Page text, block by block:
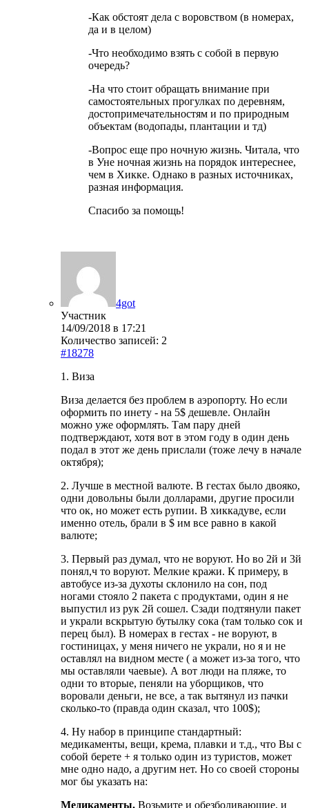
-Как обстоят дела с воровством (в номерах,
да и в целом)
-Что необходимо взять с собой в первую
очередь?
-На что стоит обращать внимание при
самостоятельных прогулках по деревням,
достопримечательностям и по природным
объектам (водопады, плантации и тд)
-Вопрос еще про ночную жизнь. Читала, что
в Уне ночная жизнь на порядок интереснее,
чем в Хикке. Однако в разных источниках,
разная информация.
Спасибо за помощь!
4got
Участник
14/09/2018 в 17:21
Количество записей: 2
#18278
1. Виза
Виза делается без проблем в аэропорту. Но если
оформить по инету - на 5$ дешевле. Онлайн
можно уже оформлять. Там пару дней
подтверждают, хотя вот в этом году в один день
подал в этот же день прислали (тоже лечу в начале
октября);
2. Лучше в местной валюте. В гестах было двояко,
одни довольны были долларами, другие просили
что ок, но может есть рупии. В хиккадуве, если
именно отель, брали в $ им все равно в какой
валюте;
3. Первый раз думал, что не воруют. Но во 2й и 3й
понял,ч то воруют. Мелкие кражи. К примеру, в
автобусе из-за духоты склонило на сон, под
ногами стояло 2 пакета с продуктами, один я не
выпустил из рук 2й сошел. Сзади подтянули пакет
и украли вскрытую бутылку сока (там только сок и
перец был). В номерах в гестах - не воруют, в
гостиницах, у меня ничего не украли, но я и не
оставлял на видном месте ( а может из-за того, что
мы оставляли чаевые). А вот люди на пляже, то
одни то вторые, пеняли на уборщиков, что
воровали деньги, не все, а так вытянул из пачки
сколько-то (правда один сказал, что 100$);
4. Ну набор в принципе стандартный:
медикаменты, вещи, крема, плавки и т.д., что Вы с
собой берете + я только один из туристов, может
мне одно надо, а другим нет. Но со своей стороны
мог бы указать на:
Медикаменты. Возьмите и обезболивающие, и